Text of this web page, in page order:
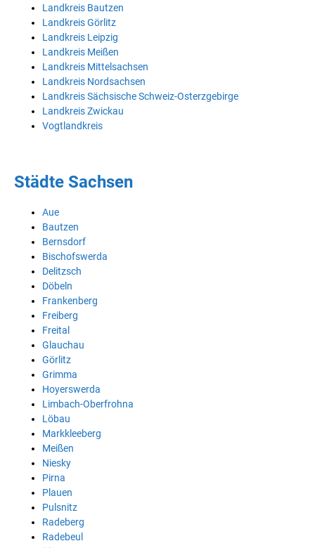
Landkreis Bautzen
Landkreis Görlitz
Landkreis Leipzig
Landkreis Meißen
Landkreis Mittelsachsen
Landkreis Nordsachsen
Landkreis Sächsische Schweiz-Osterzgebirge
Landkreis Zwickau
Vogtlandkreis
Städte Sachsen
Aue
Bautzen
Bernsdorf
Bischofswerda
Delitzsch
Döbeln
Frankenberg
Freiberg
Freital
Glauchau
Görlitz
Grimma
Hoyerswerda
Limbach-Oberfrohna
Löbau
Markkleeberg
Meißen
Niesky
Pirna
Plauen
Pulsnitz
Radeberg
Radebeul